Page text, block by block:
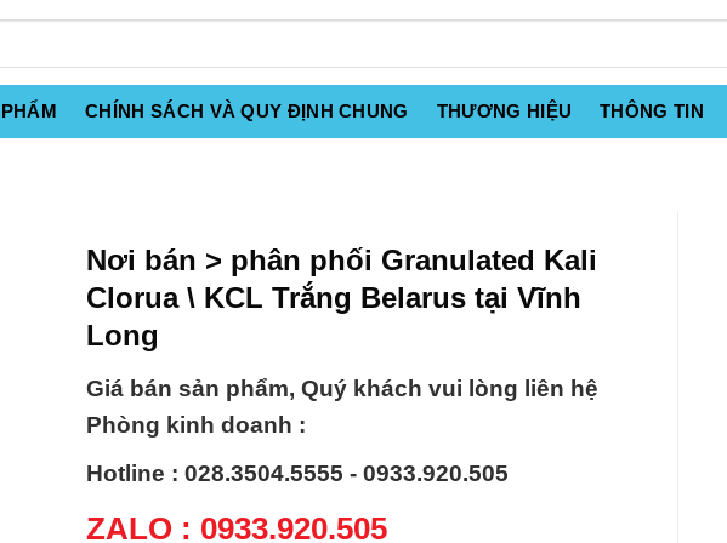
CHÍNH SÁCH VÀ QUY ĐỊNH CHUNG THƯƠNG HIỆU THÔNG TIN
Nơi bán > phân phối Granulated Kali
Clorua \ KCL Trắng Belarus tại Vĩnh
Long
Giá bán sản phẩm, Quý khách vui lòng liên hệ
Phòng kinh doanh :
Hotline : 028.3504.5555 - 0933.920.505
ZALO : 0933.920.505